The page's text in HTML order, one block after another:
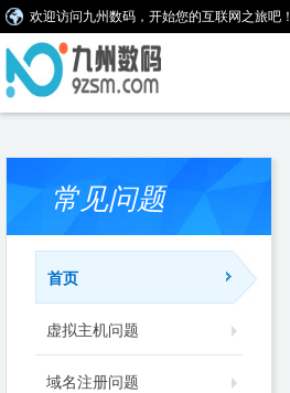
欢迎访问九州数码，开始您的互联网之旅吧！
常见问题
首页
虚拟主机问题
域名注册问题